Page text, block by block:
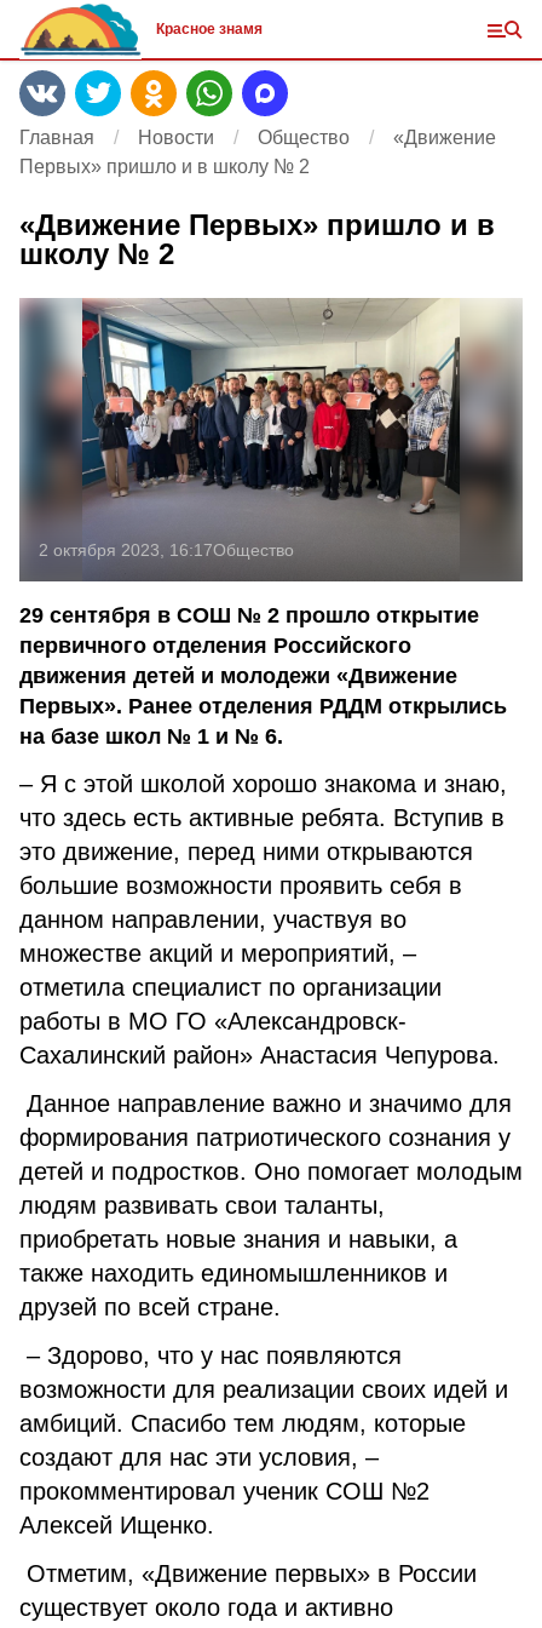
Красное знамя
Главная Новости Общество
«Движение
Первых» пришло и в школу № 2
«Движение Первых» пришло и в
школу № 2
2 октября 2023, 16:17Общество
29 сентября в СОШ № 2 прошло открытие
первичного отделения Российского
движения детей и молодежи «Движение
Первых». Ранее отделения РДДМ открылись
на базе школ № 1 и № 6.
– Я с этой школой хорошо знакома и знаю,
что здесь есть активные ребята. Вступив в
это движение, перед ними открываются
большие возможности проявить себя в
данном направлении, участвуя во
множестве акций и мероприятий, –
отметила специалист по организации
работы в МО ГО «Александровск-
Сахалинский район» Анастасия Чепурова.
Данное направление важно и значимо для
формирования патриотического сознания у
детей и подростков. Оно помогает молодым
людям развивать свои таланты,
приобретать новые знания и навыки, а
также находить единомышленников и
друзей по всей стране.
– Здорово, что у нас появляются
возможности для реализации своих идей и
амбиций. Спасибо тем людям, которые
создают для нас эти условия, –
прокомментировал ученик СОШ №2
Алексей Ищенко.
Отметим, «Движение первых» в России
существует около года и активно